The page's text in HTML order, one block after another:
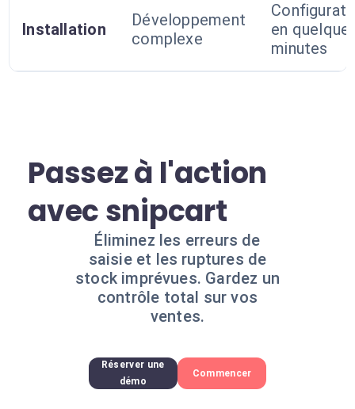
Installation
Développement
complexe
en
minutes
Passez à l'action
avec snipcart
Éliminez les erreurs de
saisie et les ruptures de
stock imprévues. Gardez un
contrôle total sur vos
ventes.
Réserver une
démo
Commencer